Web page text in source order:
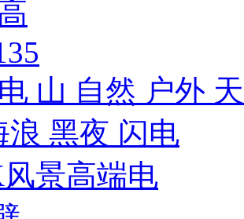
山 自然 户外